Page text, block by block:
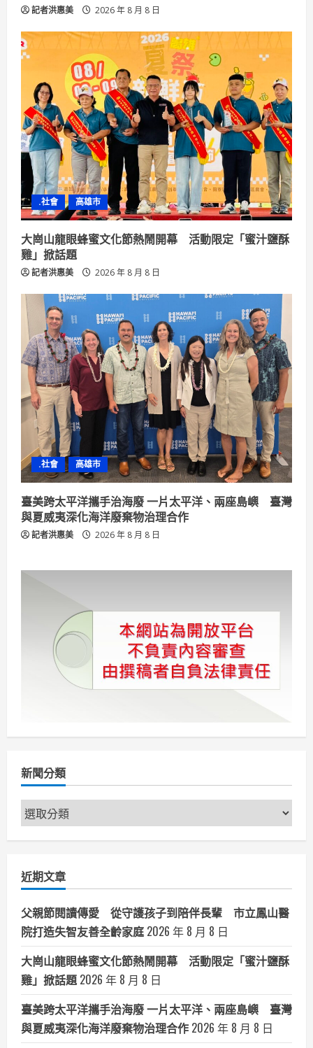
記者洪惠美 2026 年 8 月 8 日
.社會 高雄市
大崗山龍眼蜂蜜文化節熱鬧開幕 活動限定「蜜汁鹽酥
雞」掀話題
記者洪惠美 2026 年 8 月 8 日
.社會 高雄市
臺美跨太平洋攜手治海廢 一片太平洋、兩座島嶼 臺灣
與夏威夷深化海洋廢棄物治理合作
記者洪惠美 2026 年 8 月 8 日
新聞分類
新
聞
近期文章
父親節閱讀傳愛 從守護孩子到陪伴長輩 市立鳳山醫
院打造失智友善全齡家庭 2026 年 8 月 8 日
大崗山龍眼蜂蜜文化節熱鬧開幕 活動限定「蜜汁鹽酥
雞」掀話題 2026 年 8 月 8 日
臺美跨太平洋攜手治海廢 一片太平洋、兩座島嶼 臺灣
與夏威夷深化海洋廢棄物治理合作 2026 年 8 月 8 日